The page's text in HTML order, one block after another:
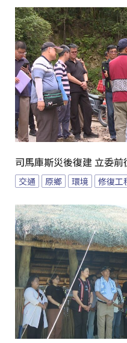
司馬庫斯災後復建 立委前
交通 原鄉 環境 修復工